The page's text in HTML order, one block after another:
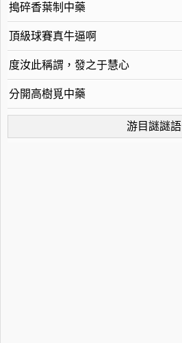
搗碎香葉制中藥
頂級球賽真牛逼啊
度汝此稱謂，發之于慧心
分開高樹覓中藥
游目謎謎語